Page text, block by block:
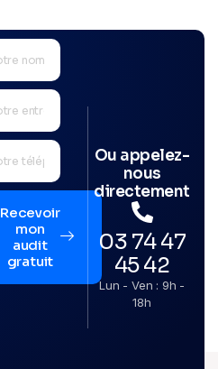
Recevoir
mon
audit
gratuit
Ou appelez-
nous
directement
03 74 47
45 42
Lun - Ven : 9h -
18h